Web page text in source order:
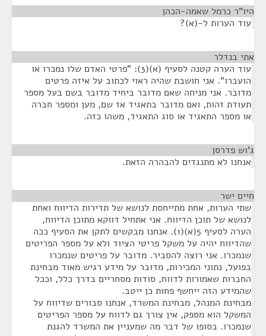
היו"ר כרמל שאמה-הכהן
עוד הערות ל-(א)?
אתי בנדלר
עוד הערה קטנה לסעיף (א)(3): "פרטי האדם שלו נמכרו או
הועברו". אני חושבת שהיה ראוי לכתוב על איזה פרטים
מדובר. אני מניחה שאם מדובר ביחיד מדובר בשם בעל מספר
תעודת זהות, ואם מדובר בתאגיד אז שם, מען ומספר חברה
או מספר התאגיד או סוג התאגיד, משהו כזה.
ג'וש פדרסן
אנחנו לא מתנגדים להבהרה הזאת.
חיים ישר
שתי הערות, אחת מתייחסת לנושא של תדירות הדיווח ואחת
לנושא של תוכן הדיווח. אני אתחיל דווקא מתוכן הדיווח,
הערה לסעיף 5(א)(1). אנחנו מבקשים לתקן את הסעיף ככה
שהדיווח יהיה על משקל פריטי הציוד ולא על מספר הפריטים
שנמכרו. אני רוצה להסביר. מדובר על פריטים שנמכרו
בפועל, נתוני המכירות, מדובר על מידע רגיש מאוד מבחינת
החברות שאמורות לדווח, סודות מסחריים בדרך כלל, וככל
שהמידע הזה ייחשף פחות כן ייטב.
מבחינת המנהל, מבחינת המשרד, אנחנו סבורים שדיווח על
המשקל הוא מספק, אין צורך גם לדווח על מספר הפריטים
שנמכרו. בסופו של דבר מה שמעניין את המשרד להגנת